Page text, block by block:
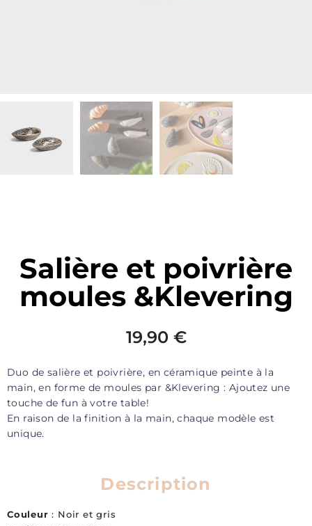
Salière et poivrière
moules &Klevering
19,90 €
Duo de salière et poivrière, en céramique peinte à la
main, en forme de moules par &Klevering : Ajoutez une
touche de fun à votre table!
En raison de la finition à la main, chaque modèle est
unique.
Description
Couleur : Noir et gris